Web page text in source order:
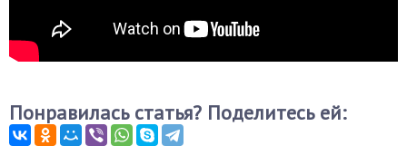
Понравилась статья? Поделитесь ей: